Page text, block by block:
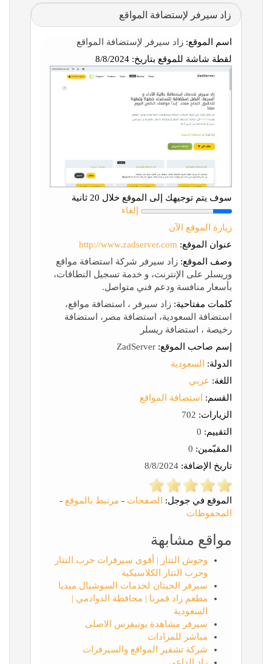
زاد سيرفر لإستضافة المواقع
اسم الموقع: زاد سيرفر لإستضافة المواقع
لقطة شاشة للموقع بتاريخ:
سوف يتم توجيهك إلى الموقع خلال 20 ثانية
إلغاء
زيارة الموقع الآن
عنوان الموقع: http://www.zadserver.com
وصف الموقع: زاد سيرفر شركة استضافة مواقع
وريسلر على الإنترنت، و خدمة تسجيل النطاقات،
بأسعار منافسة ودعم فني متواصل.
كلمات مفتاحية: زاد سيرفر ، استضافة مواقع،
استضافة السعودية، استضافة مصر، استضافة
رخيصة ، استضافة ريسلر
إسم صاحب الموقع:
الدولة:
السعودية
اللغة: عربي
القسم:
استضافة المواقع
الزيارات:
التقييم:
المقيّمين:
تاريخ الإضافة:
الموقع في جوجل: الصفحات - مرتبط بالموقع -
المحفوظات
مواقع مشابهة
وحوش التتار | أقوى سيرفرات حرب التتار
وحرب التتار الكلاسيكية
سيرفر الحيتان لخدمات السوشيال ميديا
مطعم زاد قمرنا | محافظة الدوادمي |
السعودية
سيرفر مشاهدة يونيفرس الاصلى
مباشر للمزادات
شركة تشفير المواقع والسيرفرات